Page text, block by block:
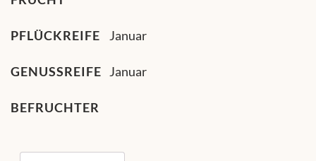
PFLÜCKREIFE Januar
GENUSSREIFE Januar
BEFRUCHTER